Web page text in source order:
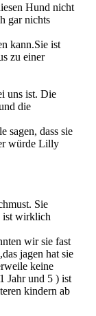
Hund nicht
gar nichts
kann.Sie ist
zu einer
uns ist. Die
die
sagen, dass sie
würde Lilly
Sie
ist wirklich
wir sie fast
jagen hat sie
keine
Jahr und 5 ) ist
kindern ab